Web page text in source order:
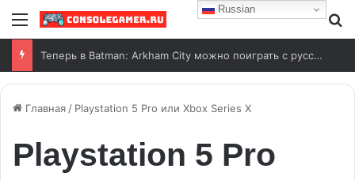
Меню
Теперь в Batman: Arkham City можно поиграть с русской озвучкой от ИИ
Главная / Playstation 5 Pro или Xbox Series X
Playstation 5 Pro
Russian